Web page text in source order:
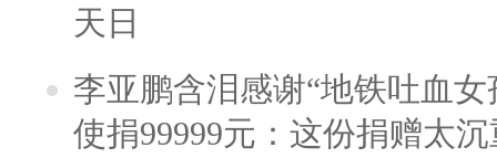
天日
李亚鹏含泪感谢“地铁吐血
使捐99999元：这份捐赠太